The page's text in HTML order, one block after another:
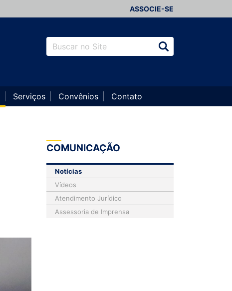
ASSOCIE-SE
Serviços Convênios Contato
COMUNICAÇÃO
Notícias
Vídeos
Atendimento Jurídico
Assessoria de Imprensa